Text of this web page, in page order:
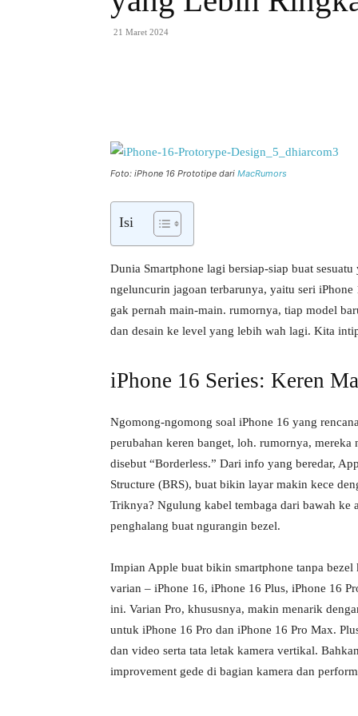
21 Maret 2024
Foto: iPhone 16 Prototipe dari MacRumors
Isi
Dunia Smartphone lagi bersiap-siap buat
ngeluncurin jagoan terbarunya, yaitu seri
gak pernah main-main. rumornya, tiap model
dan desain ke level yang lebih wah lagi. Kita
iPhone 16 Series: Keren
Ngomong-ngomong soal iPhone 16 yang
perubahan keren banget, loh. rumornya,
disebut “Borderless.” Dari info yang beredar,
Structure (BRS), buat bikin layar makin kece
Triknya? Ngulung kabel tembaga dari bawah ke
penghalang buat ngurangin bezel.
Impian Apple buat bikin smartphone tanpa
varian – iPhone 16, iPhone 16 Plus, iPhone 16
ini. Varian Pro, khususnya, makin menarik
untuk iPhone 16 Pro dan iPhone 16 Pro Max.
dan video serta tata letak kamera vertikal.
improvement gede di bagian kamera dan